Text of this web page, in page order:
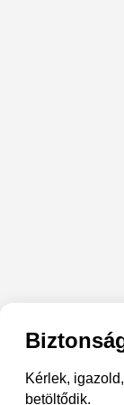
Kérlek,
betöltődik.